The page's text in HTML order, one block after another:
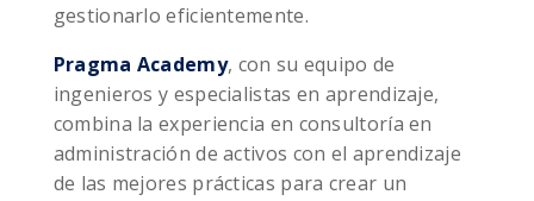
gestionarlo eficientemente.
Pragma Academy, con su equipo de
ingenieros y especialistas en aprendizaje,
combina la experiencia en consultoría en
administración de activos con el aprendizaje
de las mejores prácticas para crear un